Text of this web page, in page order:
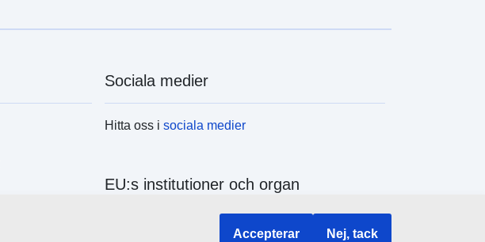
Sociala medier
Hitta oss isociala medier
EU:s institutioner och organ
Hitta alla EU-institutioner och EU-organ
Accepterar Nej, tack